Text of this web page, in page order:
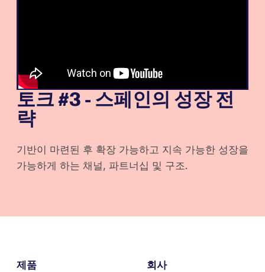
토크 #3 - 스페인의 성장 전
략
기반이 마련된 후 확장 가능하고 지속 가능한 성장을
가능하게 하는 채널, 파트너십 및 구조.
제품 회사